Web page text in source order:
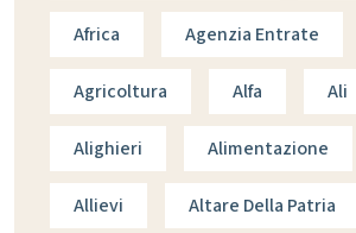
Africa Agenzia Entrate
Agricoltura Alfa Ali
Alighieri Alimentazione
Allievi Altare Della Patria